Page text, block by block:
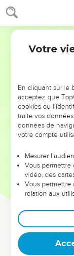
Romains 2
24 En effet, dans
ceux qui ne sont
C’est vrai,
circoncision est
même si tu es
Supposons ceci
obéit à la loi de
s’il était circoncis ?
Cet homme-là
pas à la loi. Et
Non, le vrai Juif,
extérieurement
n’est pas la marque
Le vrai Juif,
circoncision, c’est
Dieu et non de la
louange des gens,
Votre
En cliquant sur le
acceptez que
cookies ou
traite vos
données de
votre compte
Mesurer
Vous permettre
vidéo, des
Vous permettre
relation aux